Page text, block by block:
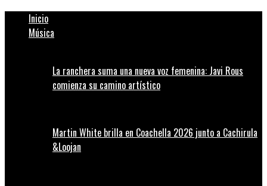
Inicio
Música
La ranchera suma una nueva voz femenina: Javi Rous
comienza su camino artístico
Martin White brilla en Coachella 2026 junto a Cachirula
&Loojan